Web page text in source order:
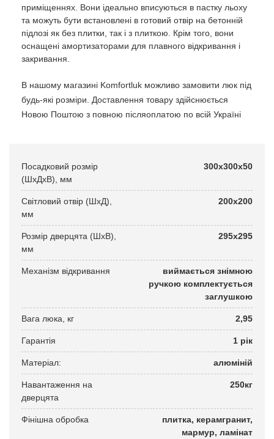
приміщеннях. Вони ідеально вписуються в пастку льоху
та можуть бути встановлені в готовий отвір на бетонній
підлозі як без плитки, так і з плиткою. Крім того, вони
оснащені амортизаторами для плавного відкривання і
закривання.
В нашому магазині Komfortluk можливо замовити люк під
будь-які розміри. Доставлення товару здійснюється
Новою Поштою з повною післяоплатою по всій Україні
Посадковий розмір
(ШхДхВ), мм
300х300х50
Світловий отвір (ШхД),
мм
200х200
Розмір дверцята (ШхВ),
мм
295х295
Механізм відкривання
виймається знімною
ручкою комплектується
заглушкою
Вага люка, кг 2,95
Гарантія 1 рік
Матеріал: алюміній
Навантаження на
дверцята
250кг
Фінішна обробка
плитка, керамгранит,
мармур, ламінат